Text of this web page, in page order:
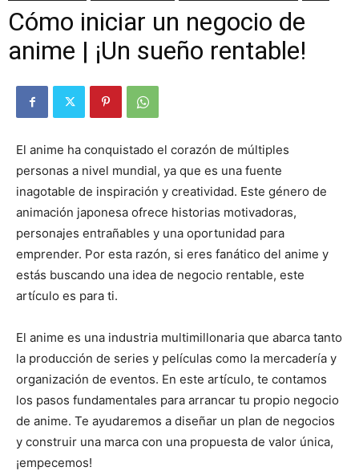
Cómo iniciar un negocio de
anime | ¡Un sueño rentable!
El anime ha conquistado el corazón de múltiples
personas a nivel mundial, ya que es una fuente
inagotable de inspiración y creatividad. Este género de
animación japonesa ofrece historias motivadoras,
personajes entrañables y una oportunidad para
emprender. Por esta razón, si eres fanático del anime y
estás buscando una idea de negocio rentable, este
artículo es para ti.
El anime es una industria multimillonaria que abarca tanto
la producción de series y películas como la mercadería y
organización de eventos. En este artículo, te contamos
los pasos fundamentales para arrancar tu propio negocio
de anime. Te ayudaremos a diseñar un plan de negocios
y construir una marca con una propuesta de valor única,
¡empecemos!